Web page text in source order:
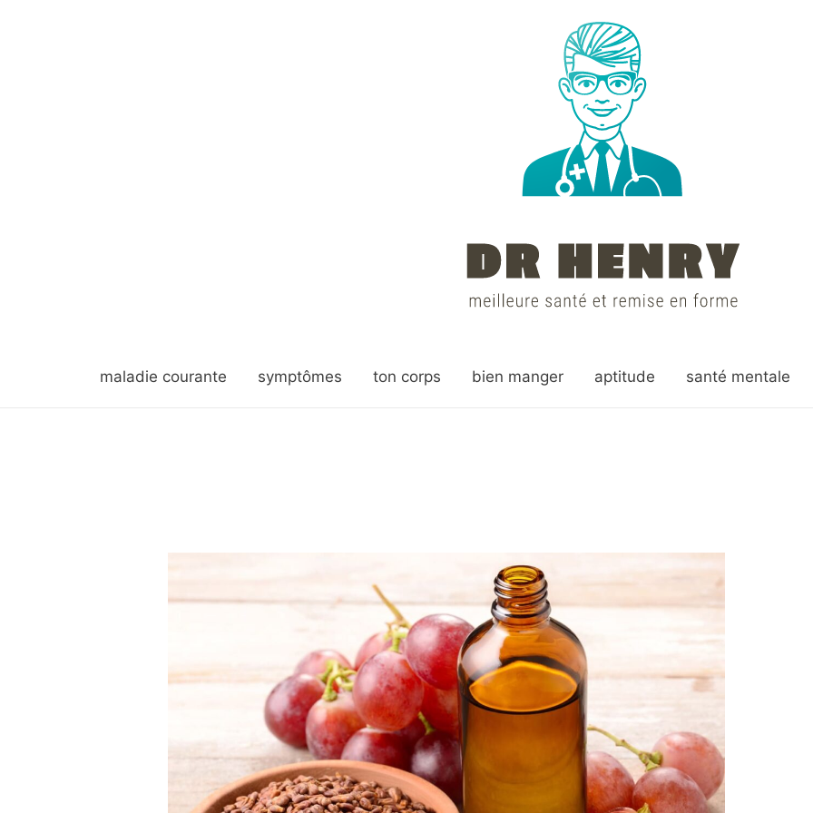
maladie courante symptômes ton corps bien manger aptitude santé mentale